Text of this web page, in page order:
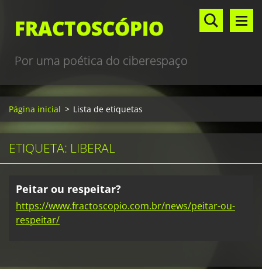
FRACTOSCÓPIO
Por uma poética do ciberespaço
Página inicial > Lista de etiquetas
ETIQUETA: LIBERAL
Peitar ou respeitar?
https://www.fractoscopio.com.br/news/peitar-ou-
respeitar/